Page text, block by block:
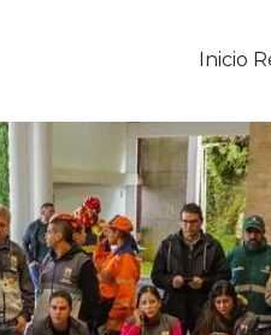
Inicio
En Vivo
Descarga